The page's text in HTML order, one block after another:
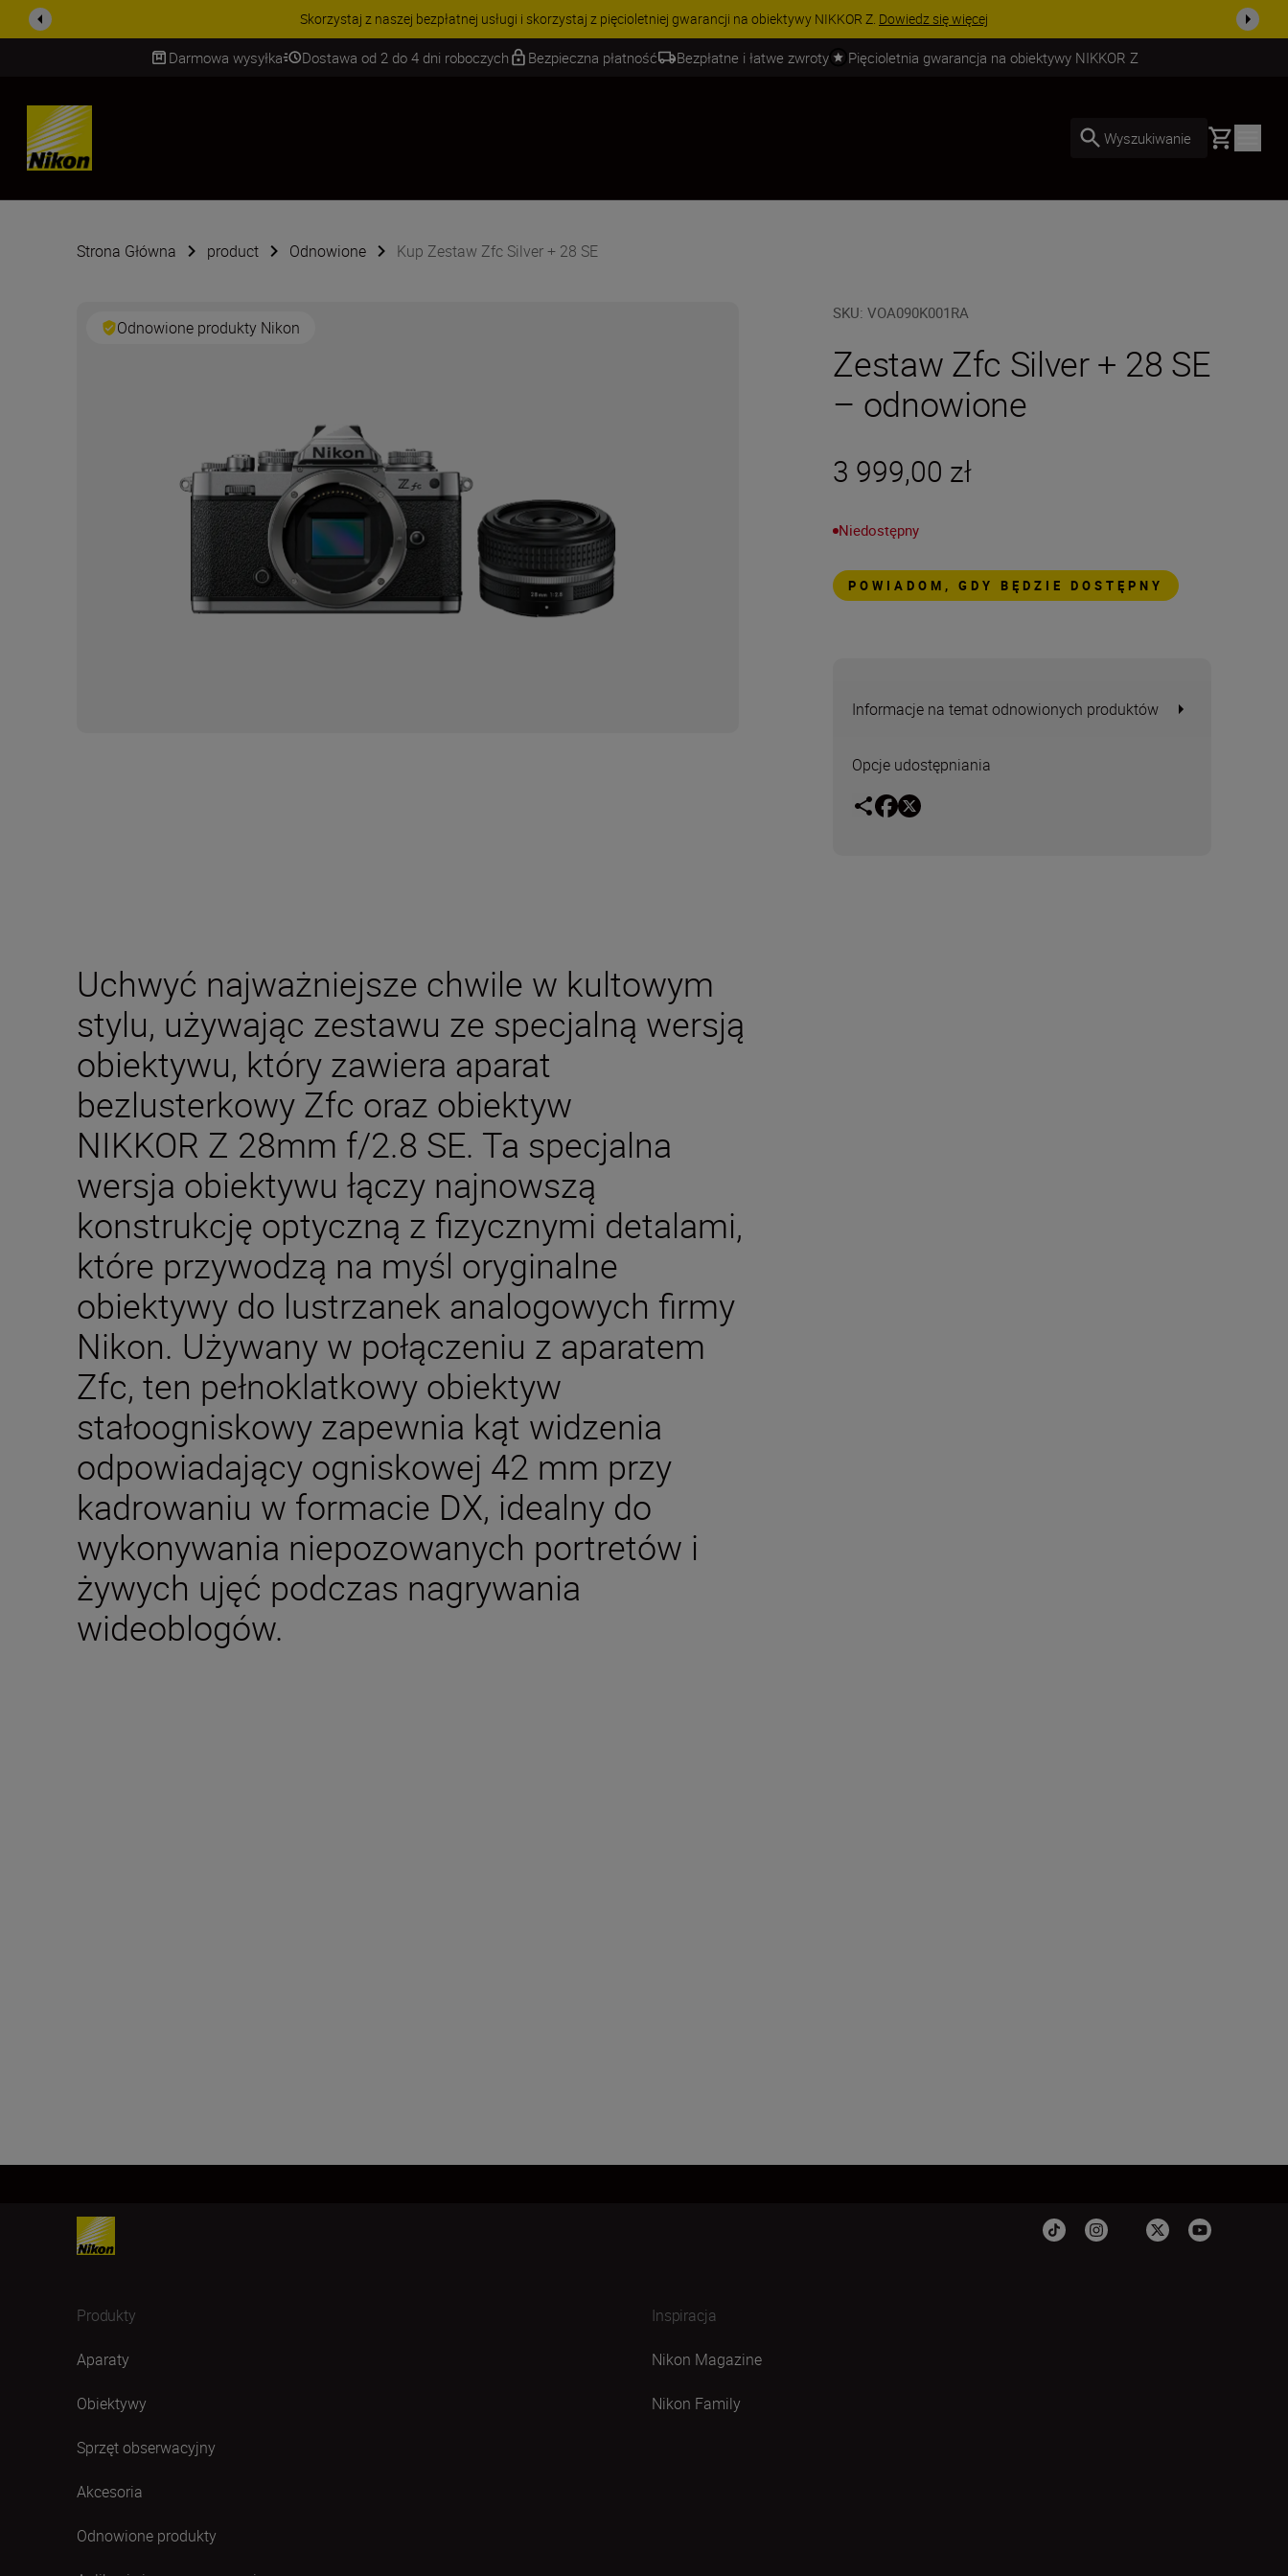
Skorzystaj z naszej bezpłatnej usługi i skorzystaj z pięcioletniej gwarancji na obiektywy NIKKOR Z.Dowiedz się więcej
Darmowa wysyłka Dostawa od 2 do 4 dni roboczych Bezpieczna płatność Bezpłatne i łatwe zwroty Pięcioletnia gwarancja na obiektywy NIKKOR Z
SKIP
Wyszukiwanie Basket
Strona Główna product Odnowione Kup Zestaw Zfc Silver + 28 SE
Odnowione produkty Nikon
SKU:VOA090K001RA
Zestaw Zfc Silver + 28 SE
– odnowione
3 999,00 zł
Niedostępny
POWIADOM, GDY BĘDZIE DOSTĘPNY
Informacje na temat odnowionych produktów
Opcje udostępniania
Uchwyć najważniejsze chwile w kultowym
stylu, używając zestawu ze specjalną wersją
obiektywu, który zawiera aparat
bezlusterkowy Zfc oraz obiektyw
NIKKOR Z 28mm f/2.8 SE. Ta specjalna
wersja obiektywu łączy najnowszą
konstrukcję optyczną z fizycznymi detalami,
które przywodzą na myśl oryginalne
obiektywy do lustrzanek analogowych firmy
Nikon. Używany w połączeniu z aparatem
Zfc, ten pełnoklatkowy obiektyw
stałoogniskowy zapewnia kąt widzenia
odpowiadający ogniskowej 42 mm przy
kadrowaniu w formacie DX, idealny do
wykonywania niepozowanych portretów i
żywych ujęć podczas nagrywania
wideoblogów.
Produkty
Aparaty
Obiektywy
Sprzęt obserwacyjny
Akcesoria
Odnowione produkty
Inspiracja
Nikon Magazine
Nikon Family